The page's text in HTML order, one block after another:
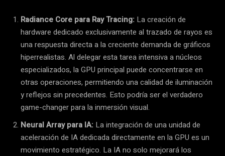
Radiance Core para Ray Tracing: La creación de
hardware dedicado exclusivamente al trazado de rayos es
una respuesta directa a la creciente demanda de gráficos
hiperrealistas. Al delegar esta tarea intensiva a núcleos
especializados, la GPU principal puede concentrarse en
otras operaciones, permitiendo una calidad de iluminación
y reflejos sin precedentes. Esto podría ser el verdadero
game-changer para la inmersión visual.
Neural Array para IA: La integración de una unidad de
aceleración de IA dedicada directamente en la GPU es un
movimiento estratégico. La IA no solo mejorará los